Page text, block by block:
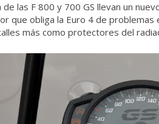
de las F 800 y 700 GS llevan un
que obliga la Euro 4 de
más como protectores del